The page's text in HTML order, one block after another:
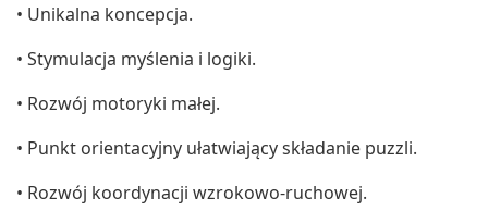
• Unikalna koncepcja.
• Stymulacja myślenia i logiki.
• Rozwój motoryki małej.
• Punkt orientacyjny ułatwiający składanie puzzli.
• Rozwój koordynacji wzrokowo-ruchowej.